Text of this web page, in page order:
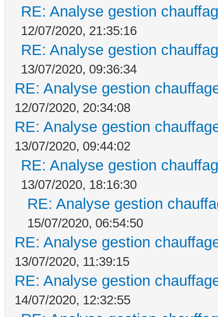
RE: Analyse gestion
12/07/2020, 21:35:16
RE: Analyse gestion
13/07/2020, 09:36:34
RE: Analyse gestion
12/07/2020, 20:34:08
RE: Analyse gestion
13/07/2020, 09:44:02
RE: Analyse gestion
13/07/2020, 18:16:30
RE: Analyse gestion
15/07/2020, 06:54:50
RE: Analyse gestion
13/07/2020, 11:39:15
RE: Analyse gestion
14/07/2020, 12:32:55